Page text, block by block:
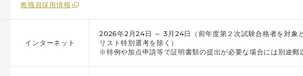
教職員採用情報
インターネット
2026年2月24日 ～ 3月24日（前年度第２次試験合格者を対象
リスト特別選考を除く）
※特例や加点申請等で証明書類の提出が必要な場合には別途郵